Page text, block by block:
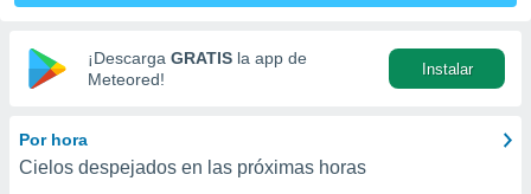
las
y
digital
basada
¡Descarga GRATIS la app de
Meteored!
Instalar
Por hora
Cielos despejados en las próximas horas